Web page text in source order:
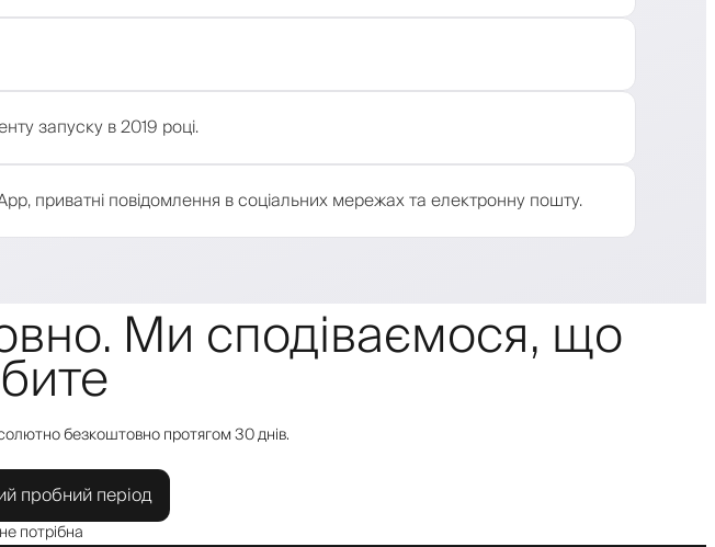
запуску в 2019 році.
приватні повідомлення в соціальних мережах та електронну пошту.
Ми сподіваємося, що
безкоштовно протягом 30 днів.
пробний період
потрібна